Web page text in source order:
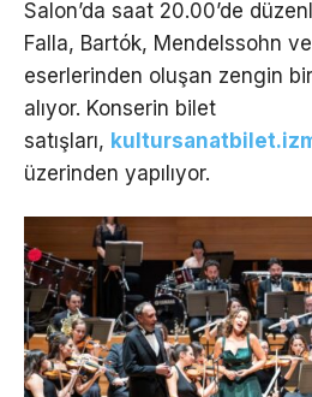
Salon’da saat 20.00’de
Falla, Bartók, Mendelssohn
eserlerinden oluşan zengin
alıyor. Konserin bilet
satışları,
üzerinden yapılıyor.